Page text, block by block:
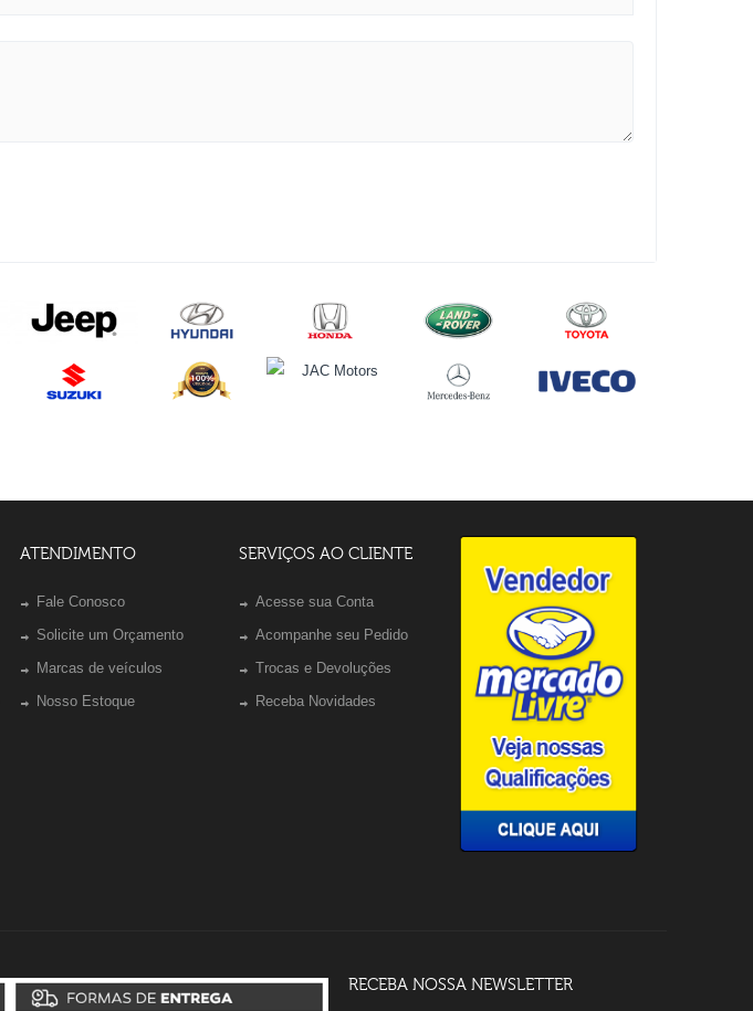
ATENDIMENTO
Fale Conosco
Solicite um Orçamento
Marcas de veículos
Nosso Estoque
SERVIÇOS AO CLIENTE
Acesse sua Conta
Acompanhe seu Pedido
Trocas e Devoluções
Receba Novidades
RECEBA NOSSA NEWSLETTER